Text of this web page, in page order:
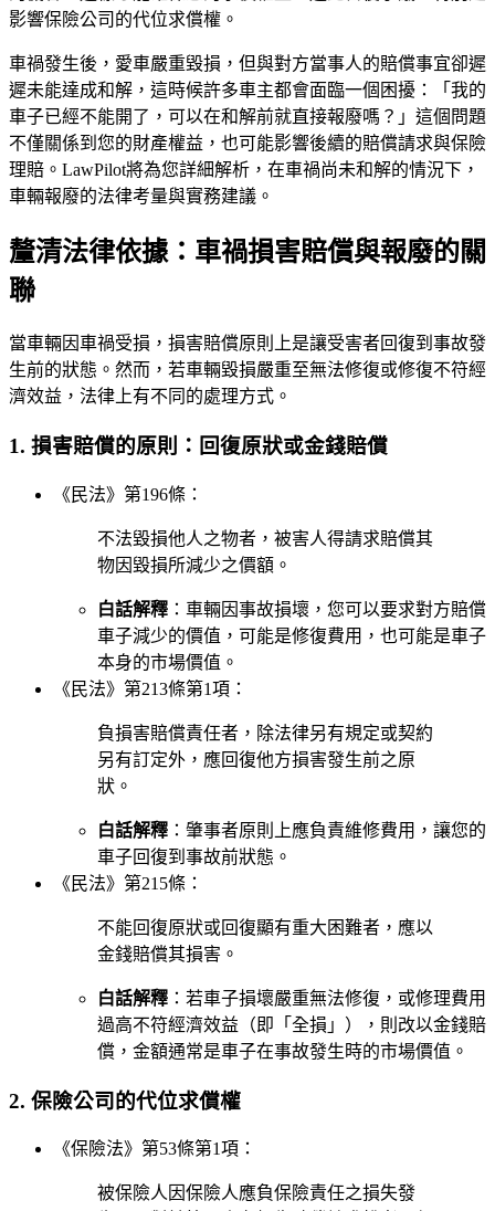
影響保險公司的代位求償權。
車禍發生後，愛車嚴重毀損，但與對方當事人的賠償事宜卻遲
遲未能達成和解，這時候許多車主都會面臨一個困擾：「我的
車子已經不能開了，可以在和解前就直接報廢嗎？」這個問題
不僅關係到您的財產權益，也可能影響後續的賠償請求與保險
理賠。LawPilot將為您詳細解析，在車禍尚未和解的情況下，
車輛報廢的法律考量與實務建議。
釐清法律依據：車禍損害賠償與報廢的關
聯
當車輛因車禍受損，損害賠償原則上是讓受害者回復到事故發
生前的狀態。然而，若車輛毀損嚴重至無法修復或修復不符經
濟效益，法律上有不同的處理方式。
1. 損害賠償的原則：回復原狀或金錢賠償
《民法》第196條：
不法毀損他人之物者，被害人得請求賠償其
物因毀損所減少之價額。
白話解釋 ：車輛因事故損壞，您可以要求對方賠償
車子減少的價值，可能是修復費用，也可能是車子
本身的市場價值。
《民法》第213條第1項：
負損害賠償責任者，除法律另有規定或契約
另有訂定外，應回復他方損害發生前之原
狀。
白話解釋 ：肇事者原則上應負責維修費用，讓您的
車子回復到事故前狀態。
《民法》第215條：
不能回復原狀或回復顯有重大困難者，應以
金錢賠償其損害。
白話解釋 ：若車子損壞嚴重無法修復，或修理費用
過高不符經濟效益（即「全損」），則改以金錢賠
償，金額通常是車子在事故發生時的市場價值。
2. 保險公司的代位求償權
《保險法》第53條第1項：
被保險人因保險人應負保險責任之損失發